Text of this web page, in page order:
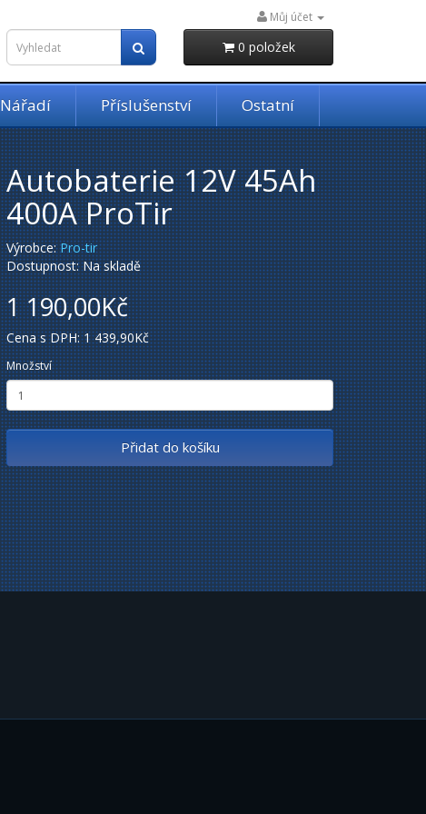
Můj účet
0 položek
Nářadí Příslušenství Ostatní
Autobaterie 12V 45Ah
400A ProTir
Výrobce:Pro-tir
Dostupnost: Na skladě
1 190,00Kč
Cena s DPH: 1 439,90Kč
Množství
Přidat do košíku